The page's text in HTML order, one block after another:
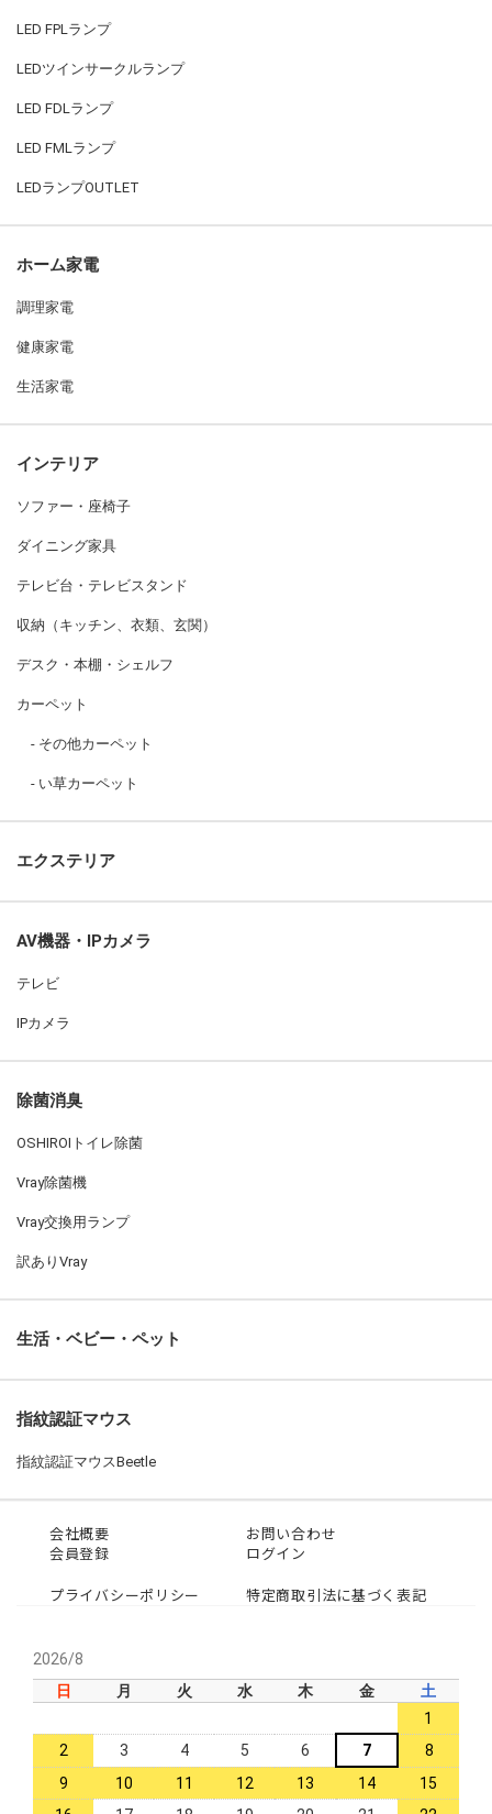
LED FPLランプ
LEDツインサークルランプ
LED FDLランプ
LED FMLランプ
LEDランプOUTLET
ホーム家電
調理家電
健康家電
生活家電
インテリア
ソファー・座椅子
ダイニング家具
テレビ台・テレビスタンド
収納（キッチン、衣類、玄関）
デスク・本棚・シェルフ
カーペット
その他カーペット
い草カーペット
エクステリア
AV機器・IPカメラ
テレビ
IPカメラ
除菌消臭
OSHIROIトイレ除菌
Vray除菌機
Vray交換用ランプ
訳ありVray
生活・ベビー・ペット
指紋認証マウス
指紋認証マウスBeetle
会社概要
お問い合わせ
会員登録
ログイン
プライバシーポリシー
特定商取引法に基づく表記
2026/8
日
月 火 水 木 金
土
1
2
3 4 5 6 7
8
9
10 11 12 13 14
15